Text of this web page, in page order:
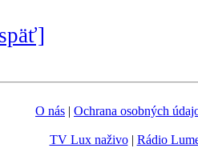
O nás | Ochrana osobných
TV Lux naživo| Rádio